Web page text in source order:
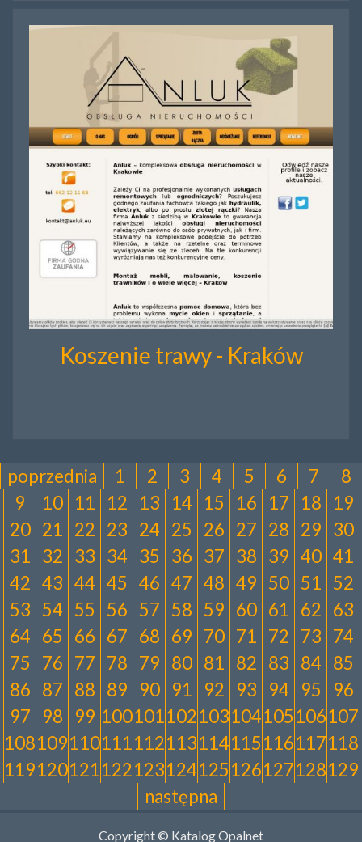
Koszenie trawy - Kraków
poprzednia 1 2 3 4 5 6 7
8
9
10 11 12 13 14 15 16 17 18
19
20 21 22 23 24 25 26 27 28 29 30
31 32 33 34 35 36 37 38 39 40 41
42 43 44 45 46 47 48 49 50 51 52
53 54 55 56 57 58 59 60 61 62 63
64 65 66 67 68 69 70 71 72 73 74
75
76 77 78 79 80 81 82 83 84 85
86 87 88 89 90 91 92 93 94 95
96
97
98 99 100101102103104105106107
108109110111112113114115116117118
119120121122123124125126127128129
następna
Copyright © Katalog Opalnet